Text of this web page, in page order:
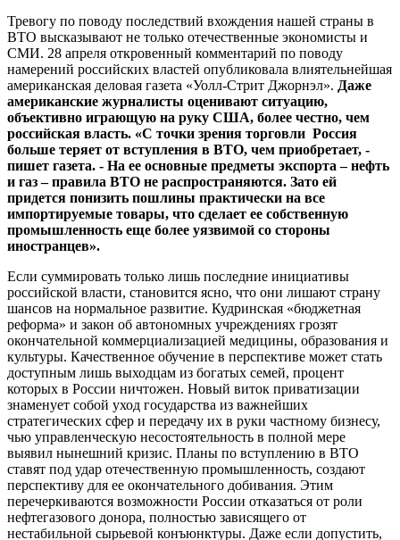
Тревогу по поводу последствий вхождения нашей страны в
ВТО высказывают не только отечественные экономисты и
СМИ. 28 апреля откровенный комментарий по поводу
намерений российских властей опубликовала влиятельнейшая
американская деловая газета «Уолл-Стрит Джорнэл». Даже
американские журналисты оценивают ситуацию,
объективно играющую на руку США, более честно, чем
российская власть. «С точки зрения торговли Россия
больше теряет от вступления в ВТО, чем приобретает, -
пишет газета. - На ее основные предметы экспорта – нефть
и газ – правила ВТО не распространяются. Зато ей
придется понизить пошлины практически на все
импортируемые товары, что сделает ее собственную
промышленность еще более уязвимой со стороны
иностранцев».
Если суммировать только лишь последние инициативы
российской власти, становится ясно, что они лишают страну
шансов на нормальное развитие. Кудринская «бюджетная
реформа» и закон об автономных учреждениях грозят
окончательной коммерциализацией медицины, образования и
культуры. Качественное обучение в перспективе может стать
доступным лишь выходцам из богатых семей, процент
которых в России ничтожен. Новый виток приватизации
знаменует собой уход государства из важнейших
стратегических сфер и передачу их в руки частному бизнесу,
чью управленческую несостоятельность в полной мере
выявил нынешний кризис. Планы по вступлению в ВТО
ставят под удар отечественную промышленность, создают
перспективу для ее окончательного добивания. Этим
перечеркиваются возможности России отказаться от роли
нефтегазового донора, полностью зависящего от
нестабильной сырьевой конъюнктуры. Даже если допустить,